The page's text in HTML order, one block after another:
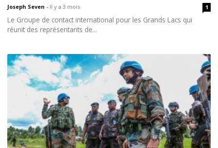
Joseph Seven - Il y a 3 mois 1
Le Groupe de contact international pour les Grands Lacs qui
réunit des représentants de...